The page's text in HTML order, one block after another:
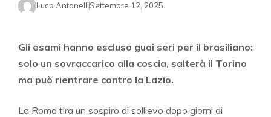
Luca AntonelliSettembre 12, 2025
Gli esami hanno escluso guai seri per il brasiliano:
solo un sovraccarico alla coscia, salterà il Torino
ma può rientrare contro la Lazio.
La Roma tira un sospiro di sollievo dopo giorni di